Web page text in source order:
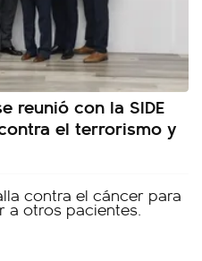
reunió con la SIDE
el terrorismo y